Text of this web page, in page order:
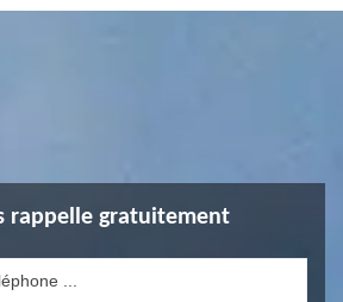
rappelle gratuitement